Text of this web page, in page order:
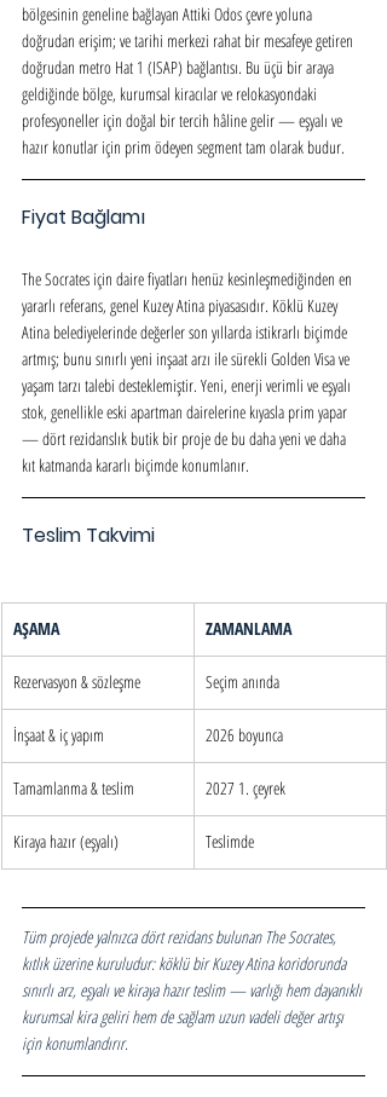
bölgesinin geneline bağlayan Attiki Odos çevre yoluna
doğrudan erişim; ve tarihi merkezi rahat bir mesafeye getiren
doğrudan metro Hat 1 (ISAP) bağlantısı. Bu üçü bir araya
geldiğinde bölge, kurumsal kiracılar ve relokasyondaki
profesyoneller için doğal bir tercih hâline gelir — eşyalı ve
hazır konutlar için prim ödeyen segment tam olarak budur.
Fiyat Bağlamı
The Socrates için daire fiyatları henüz kesinleşmediğinden en
yararlı referans, genel Kuzey Atina piyasasıdır. Köklü Kuzey
Atina belediyelerinde değerler son yıllarda istikrarlı biçimde
artmış; bunu sınırlı yeni inşaat arzı ile sürekli Golden Visa ve
yaşam tarzı talebi desteklemiştir. Yeni, enerji verimli ve eşyalı
stok, genellikle eski apartman dairelerine kıyasla prim yapar
— dört rezidanslık butik bir proje de bu daha yeni ve daha
kıt katmanda kararlı biçimde konumlanır.
Teslim Takvimi
AŞAMA ZAMANLAMA
Rezervasyon & sözleşme Seçim anında
İnşaat & iç yapım 2026 boyunca
Tamamlanma & teslim 2027 1. çeyrek
Kiraya hazır (eşyalı) Teslimde
Tüm projede yalnızca dört rezidans bulunan The Socrates,
kıtlık üzerine kuruludur: köklü bir Kuzey Atina koridorunda
sınırlı arz, eşyalı ve kiraya hazır teslim — varlığı hem dayanıklı
kurumsal kira geliri hem de sağlam uzun vadeli değer artışı
için konumlandırır.